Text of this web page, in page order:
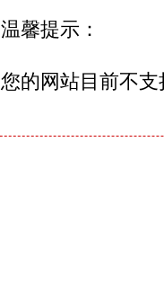
温馨提示：
您的网站目前不